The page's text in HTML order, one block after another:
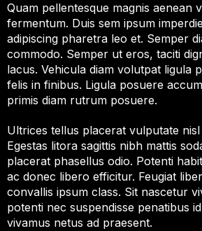
Quam pellentesque magnis aenean
fermentum. Duis sem ipsum
adipiscing pharetra leo et. Semper
commodo. Semper ut eros, taciti
lacus. Vehicula diam volutpat ligula
felis in finibus. Ligula posuere
primis diam rutrum posuere.
Ultrices tellus placerat vulputate
Egestas litora sagittis nibh mattis
placerat phasellus odio. Potenti
ac donec libero efficitur. Feugiat
convallis ipsum class. Sit nascetur
potenti nec suspendisse penatibus
vivamus netus ad praesent.